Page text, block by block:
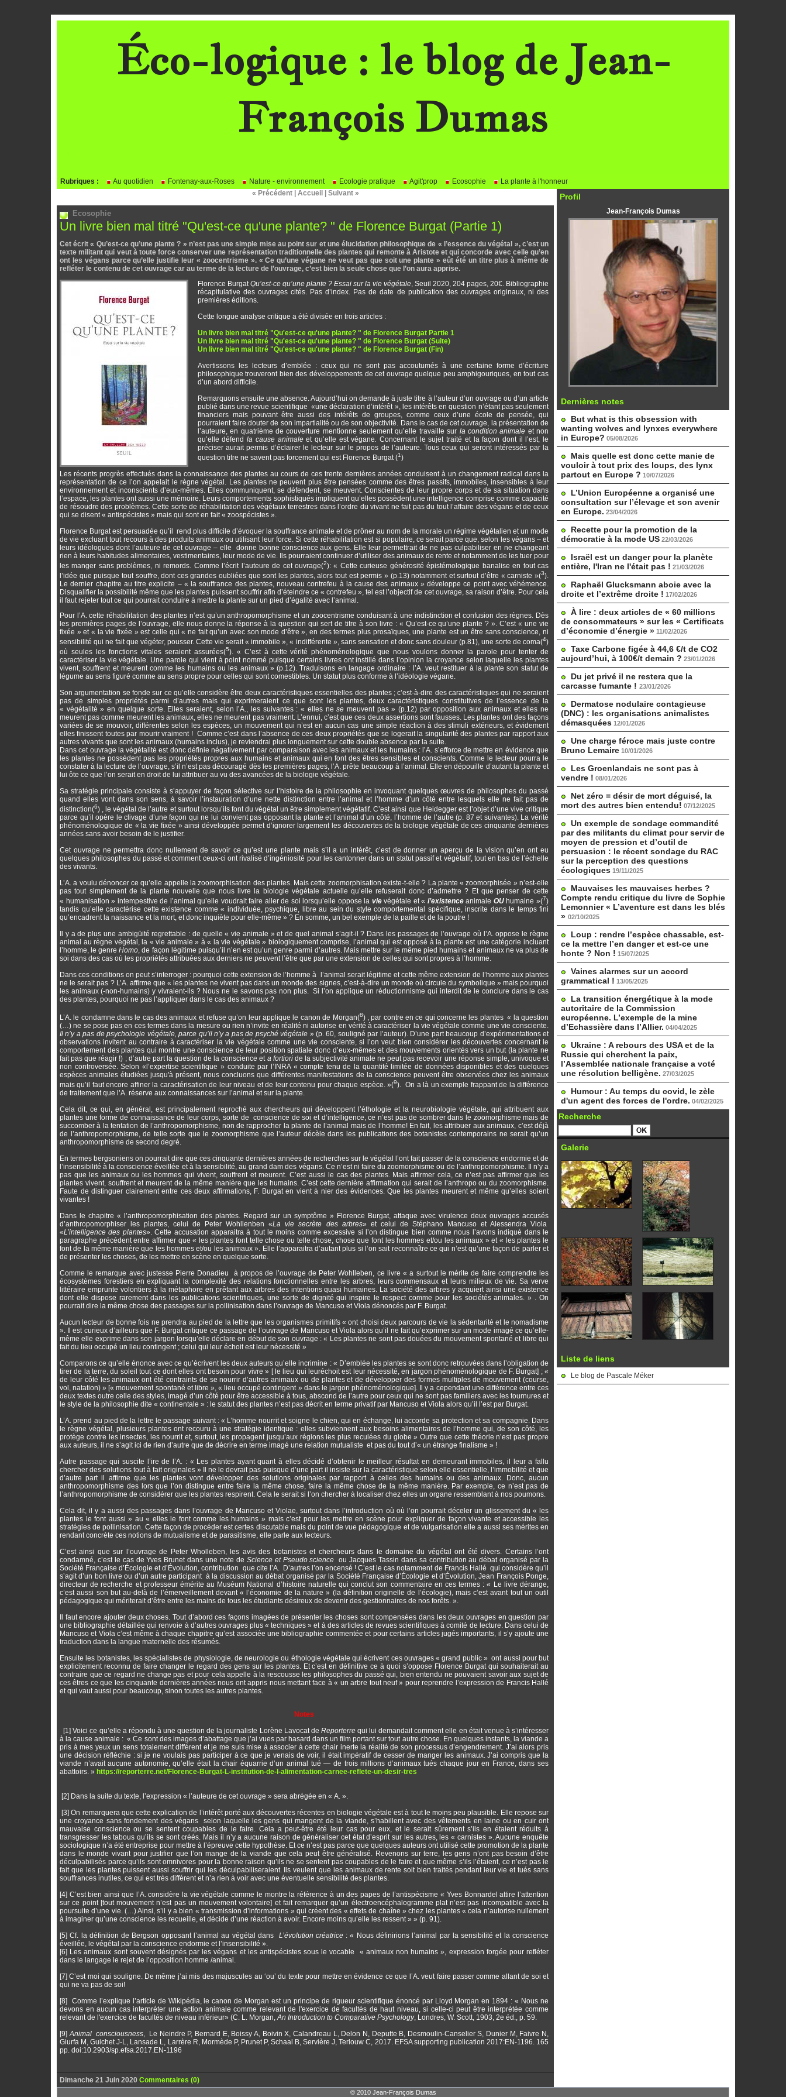
Éco-logique : le blog de Jean-
François Dumas
Rubriques : Au quotidien Fontenay-aux-Roses Nature - environnement Ecologie pratique Agit'prop Ecosophie
La plante à l'honneur
« Précédent
Accueil Suivant »
Ecosophie
Un livre bien mal titré "Qu'est-ce qu'une plante? " de Florence Burgat (Partie 1)
Cet écrit « Qu’est-ce qu’une plante ? » n’est pas une simple mise au point sur et une élucidation philosophique de « l’essence du végétal », c’est un
texte militant qui veut à toute force conserver une représentation traditionnelle des plantes qui remonte à Aristote et qui concorde avec celle qu’en
ont les végans parce qu’elle justifie leur « zoocentrisme ». « Ce qu’une végane ne veut pas que soit une plante » eût été un titre plus à même de
refléter le contenu de cet ouvrage car au terme de la lecture de l’ouvrage, c’est bien la seule chose que l’on aura apprise.
Florence BurgatQu’est-ce qu’une plante ? Essai sur la vie végétale, Seuil 2020, 204 pages, 20€. Bibliographie
récapitulative des ouvrages cités. Pas d’index. Pas de date de publication des ouvrages originaux, ni des
premières éditions.
Cette longue analyse critique a été divisée en trois articles :
Un livre bien mal titré "Qu'est-ce qu'une plante? " de Florence Burgat Partie 1
Un livre bien mal titré "Qu'est-ce qu'une plante? " de Florence Burgat (Suite)
Un livre bien mal titré "Qu'est-ce qu'une plante? " de Florence Burgat (Fin)
Avertissons les lecteurs d’emblée : ceux qui ne sont pas accoutumés à une certaine forme d’écriture
philosophique trouveront bien des développements de cet ouvrage quelque peu amphigouriques, en tout cas
d’un abord difficile.
Remarquons ensuite une absence. Aujourd’hui on demande à juste titre à l’auteur d’un ouvrage ou d’un article
publié dans une revue scientifique «une déclaration d’intérêt », les intérêts en question n’étant pas seulement
financiers mais pouvant être aussi des intérêts de groupes, comme ceux d’une école de pensée, qui
pourraient faire douter de son impartialité ou de son objectivité. Dans le cas de cet ouvrage, la présentation de
l’auteure, en quatrième de couverture mentionne seulement qu’elle travaille sur la condition animale et non
qu’elle défendla cause animaleet qu’elle est végane.Concernant le sujet traité et la façon dont il l’est, le
préciser aurait permis d’éclairer le lecteur sur le propos de l’auteure. Tous ceux qui seront intéressés par la
question titre ne savent pas forcement qui est Florence Burgat (1)
Les récents progrès effectués dans la connaissance des plantes au cours de ces trente dernières années conduisent à un changement radical dans la
représentation de ce l’on appelait le règne végétal. Les plantes ne peuvent plus être pensées comme des êtres passifs, immobiles, insensibles à leur
environnement et inconscients d’eux-mêmes. Elles communiquent, se défendent, se meuvent. Conscientes de leur propre corps et de sa situation dans
l’espace, les plantes ont aussi une mémoire. Leurs comportements sophistiqués impliquent qu’elles possèdent une intelligence comprise comme capacité
de résoudre des problèmes. Cette sorte de réhabilitation des végétaux terrestres dans l’ordre du vivant ne fait pas du tout l’affaire des végans et de ceux
qui se disent « antispécistes » mais qui sont en fait « zoospécistes ».
Florence Burgat est persuadée qu’il rend plus difficile d’évoquer la souffrance animale et de prôner au nom de la morale un régime végétalien et un mode
de vie excluant tout recours à des produits animaux ou utilisant leur force. Si cette réhabilitation est si populaire, ce serait parce que, selon les végans – et
leurs idéologues dont l’auteure de cet ouvrage – elle donne bonne conscience aux gens. Elle leur permettrait de ne pas culpabiliser en ne changeant
rien à leurs habitudes alimentaires, vestimentaires, leur mode de vie. Ils pourraient continuer d’utiliser des animaux de rente et notamment de les tuer pour
les manger sans problèmes, ni remords. Comme l’écrit l’auteure de cet ouvrage(2): « Cette curieuse générosité épistémologique banalise en tout cas
l’idée que puisque tout souffre, dont ces grandes oubliées que sont les plantes, alors tout est permis » (p.13) notamment et surtout d’être « carniste »(3).
Le dernier chapitre au titre explicite – « la souffrance des plantes, nouveau contrefeu à la cause des animaux » développe ce point avec véhémence.
Disqualifier la possibilité même que les plantes puissent souffrir afin d’éteindre ce « contrefeu », tel est l’objectif de cet ouvrage, sa raison d’être. Pour cela
il faut rejeter tout ce qui pourrait conduire à mettre la plante sur un pied d’égalité avec l’animal.
Pour l’A. cette réhabilitation des plantes n’est qu’un anthropomorphisme et un zoocentrisme conduisant à une indistinction et confusion des règnes. Dès
les premières pages de l’ouvrage, elle nous donne la réponse à la question qui sert de titre à son livre : « Qu’est-ce qu’une plante ? ». C’est « une vie
fixée » et « la vie fixée » est celle qui « ne fait qu’un avec son mode d’être », en des termes plus prosaïques, une plante est un être sans conscience, ni
sensibilité qui ne fait que végéter, pousser. Cette vie serait « immobile », « indifférente », sans sensation et donc sans douleur (p.81), une sorte de coma(4)
où seules les fonctions vitales seraient assurées(5). « C’est à cette vérité phénoménologique que nous voulons donner la parole pour tenter de
caractériser la vie végétale. Une parole qui vient à point nommé puisque certains livres ont instillé dans l’opinion la croyance selon laquelle les plantes
vivent, souffrent et meurent comme les humains ou les animaux » (p.12). Traduisons en langage ordinaire : l’A. veut restituer à la plante son statut de
légume au sens figuré comme au sens propre pour celles qui sont comestibles. Un statut plus conforme à l’idéologie végane.
Son argumentation se fonde sur ce qu’elle considère être deux caractéristiques essentielles des plantes ; c’est-à-dire des caractéristiques qui ne seraient
pas de simples propriétés parmi d’autres mais qui exprimeraient ce que sont les plantes, deux caractéristiques constitutives de l’essence de la
« végétalité » en quelque sorte. Elles seraient, selon l’A., les suivantes : « elles nese meuvent pas » (p.12) par opposition aux animaux et elles ne
meurent pas comme meurent les animaux, elles ne meurent pas vraiment. L’ennui, c’est que ces deux assertions sont fausses. Les plantes ont des façons
variées de se mouvoir, différentes selon les espèces, un mouvement qui n’est en aucun cas une simple réaction à des stimuli extérieurs, et évidement
elles finissent toutes par mourir vraiment ! Comme c’est dans l’absence de ces deux propriétés que se logerait la singularité des plantes par rapport aux
autres vivants que sont les animaux (humains inclus), je reviendrai plus longuement sur cette double absence par la suite.
Dans cet ouvrage la végétalité est donc définie négativement par comparaison avec les animaux et les humains : l’A. s’efforce de mettre en évidence que
les plantes ne possèdent pas les propriétés propres aux humains et animaux qui en font des êtres sensibles et conscients. Comme le lecteur pourra le
constater à la lecture de l’ouvrage, s’il n’est pas découragé dès les premières pages, l’A. prête beaucoup à l’animal. Elle en dépouille d’autant la plante et
lui ôte ce que l’on serait en droit de lui attribuer au vu des avancées de la biologie végétale.
Sa stratégie principale consiste à s’appuyer de façon sélective sur l’histoire de la philosophie en invoquant quelques œuvres de philosophes du passé
quand elles vont dans son sens, à savoir l’instauration d’une nette distinction entre l’animal et l’homme d’un côté entre lesquels elle ne fait pas de
distinction(6) , le végétal de l’autre et surtout lorsqu’ils font du végétal un être simplement végétatif. C’est ainsi que Heidegger est l’objet d’une vive critique
parce qu’il opère le clivage d’une façon qui ne lui convient pas opposant la plante et l’animal d’un côté, l’homme de l’autre (p. 87 et suivantes). La vérité
phénoménologique de « la vie fixée » ainsi développée permet d’ignorer largement les découvertes de la biologie végétale de ces cinquante dernières
années sans avoir besoin de le justifier.
Cet ouvrage ne permettra donc nullement de savoir ce qu’est une plante mais s’il a un intérêt, c’est de donner un aperçu de la vision qu’en ont eu
quelques philosophes du passé et comment ceux-ci ont rivalisé d’ingéniosité pour les cantonner dans un statut passif et végétatif, tout en bas de l’échelle
des vivants.
L’A. a voulu dénoncer ce qu’elle appelle la zoomorphisation des plantes. Mais cette zoomorphisation existe-t-elle ? La plante « zoomorphisée » n’est-elle
pas tout simplement de la plante nouvelle que nous livre la biologie végétale actuelle qu’elle refuserait donc d’admettre ? Et que penser de cette
« humanisation » intempestive de l’animal qu’elle voudrait faire aller de soi lorsqu’elle oppose la vievégétale et « l’existenceanimale OUhumaine »(7)
tandis qu’elle caractérise cette existence comme « individuée, psychique, libre au sein du style comportemental spécifique, inscrite dans le temps fini
qu’encadrent la naissance et la mort, et donc inquiète pour elle-même » ? En somme, un bel exemple de la paille et de la poutre !
Il y a de plus une ambigüité regrettable : de quelle « vie animale » et de quel animal s’agit-il ? Dans les passages de l’ouvrage où l’A. oppose le règne
animal au règne végétal, la « vie animale » à « la vie végétale » biologiquement comprise, l’animal qui est opposé à la plante est une catégorie incluant
l’homme, le genreHomo, de façon légitime puisqu’il n’en est qu’un genre parmi d’autres. Mais mettre sur le même pied humains et animaux ne va plus de
soi dans des cas où les propriétés attribuées aux derniers ne peuvent l’être que par une extension de celles qui sont propres à l’homme.
Dans ces conditions on peut s’interroger : pourquoi cette extension de l’homme à l’animal serait légitime et cette même extension de l’homme aux plantes
ne le serait pas ? L’A. affirme que « les plantes ne vivent pas dans un monde des signes, c’est-à-dire un monde où circule du symbolique » mais pourquoi
les animaux (-non-humains) y vivraient-ils ? Nous ne le savons pas non plus. Si l’on applique un réductionnisme qui interdit de le conclure dans le cas
des plantes, pourquoi ne pas l’appliquer dans le cas des animaux ?
L’A. le condamne dans le cas des animaux et refuse qu’on leur applique le canon de Morgan(8) , par contre en ce qui concerne les plantes « la question
(…) ne se pose pas en ces termes dans la mesure ou rien n’invite en réalité ni autorise en vérité à caractériser la vie végétale comme une vie consciente.
Il n’y a pas de psychologie végétale, parce qu’il n’y a pas de psyché végétale » (p. 60, souligné par l’auteur). D’une part beaucoup d’expérimentations et
observations invitent au contraire à caractériser la vie végétale comme une vie consciente, si l’on veut bien considérer les découvertes concernant le
comportement des plantes qui montre une conscience de leur position spatiale donc d’eux-mêmes et des mouvements orientés vers un but (la plante ne
fait pas que réagir !) ; d’autre part la question de la conscience et a fortioride la subjectivité animale ne peut pas recevoir une réponse simple, univoque et
non controversée. Selon «l’expertise scientifique » conduite par l’INRA « compte tenu de la quantité limitée de données disponibles et des quelques
espèces animales étudiées jusqu'à présent, nous concluons que différentes manifestations de la conscience peuvent être observées chez les animaux
mais qu’il faut encore affiner la caractérisation de leur niveau et de leur contenu pour chaque espèce. »(9). On a là un exemple frappant de la différence
de traitement que l’A. réserve aux connaissances sur l’animal et sur la plante.
Cela dit, ce qui, en général, est principalement reproché aux chercheurs qui développent l’éthologie et la neurobiologie végétale, qui attribuent aux
plantes une forme de connaissance de leur corps, sorte de conscience de soi et d’intelligence, ce n’est pas de sombrer dans le zoomorphisme mais de
succomber à la tentation de l’anthropomorphisme, non de rapprocher la plante de l’animal mais de l’homme! En fait, les attribuer aux animaux, c’est déjà
de l’anthropomorphisme, de telle sorte que le zoomorphisme que l’auteur décèle dans les publications des botanistes contemporains ne serait qu’un
anthropomorphisme de second degré.
En termes bergsoniens on pourrait dire que ces cinquante dernières années de recherches sur le végétal l’ont fait passer de la conscience endormie et de
l’insensibilité à la conscience éveillée et à la sensibilité, au grand dam des végans. Ce n’est ni faire du zoomorphisme ou de l’anthropomorphisme. Il n’y a
pas que les animaux ou les hommes qui vivent, souffrent et meurent. C’est aussi le cas des plantes. Mais affirmer cela, ce n’est pas affirmer que les
plantes vivent, souffrent et meurent de la même manière que les humains. C’est cette dernière affirmation qui serait de l’anthropo ou du zoomorphisme.
Faute de distinguer clairement entre ces deux affirmations, F. Burgat en vient à nier des évidences. Que les plantes meurent et même qu’elles soient
vivantes !
Dans le chapitre « l’anthropomorphisation des plantes. Regard sur un symptôme » Florence Burgat, attaque avec virulence deux ouvrages accusés
d’anthropomorphiser les plantes, celui de Peter Wohllenben «La vie secrète des arbres» et celui de Stéphano Mancuso et Alessendra Viola
«L’intelligence des plantes». Cette accusation apparaitra à tout le moins comme excessive si l’on distingue bien comme nous l’avons indiqué dans le
paragraphe précédent entre affirmer que « les plantes font telle chose ou telle chose, chose que font les hommes et/ou les animaux » et « les plantes le
font de la même manière que les hommes et/ou les animaux ». Elle l’apparaitra d’autant plus si l’on sait reconnaître ce qui n’est qu’une façon de parler et
de présenter les choses, de les mettre en scène en quelque sorte.
Comme le remarque avec justesse Pierre Donadieu à propos de l’ouvrage de Peter Wohlleben, ce livre « a surtout le mérite de faire comprendre les
écosystèmes forestiers en expliquant la complexité des relations fonctionnelles entre les arbres, leurs commensaux et leurs milieux de vie. Sa verve
littéraire emprunte volontiers à la métaphore en prêtant aux arbres des intentions quasi humaines. La société des arbres y acquiert ainsi une existence
dont elle dispose rarement dans les publications scientifiques, une sorte de dignité qui inspire le respect comme pour les sociétés animales. » . On
pourrait dire la même chose des passages sur la pollinisation dans l’ouvrage de Mancuso et Viola dénoncés par F. Burgat.
Aucun lecteur de bonne fois ne prendra au pied de la lettre que les organismes primitifs « ont choisi deux parcours de vie la sédentarité et le nomadisme
». Il est curieux d’ailleurs que F. Burgat critique ce passage de l’ouvrage de Mancuso et Viola alors qu’il ne fait qu’exprimer sur un mode imagé ce qu’elle-
même elle exprime dans son jargon lorsqu’elle déclare en début de son ouvrage : « Les plantes ne sont pas douées du mouvement spontané et libre qui
fait du lieu occupé un lieu contingent ; celui qui leur échoit est leur nécessité »
Comparons ce qu’elle énonce avec ce qu’écrivent les deux auteurs qu’elle incrimine : « D’emblée les plantes se sont donc retrouvées dans l’obligation de
tirer de la terre, du soleil tout ce dont elles ont besoin pour vivre » [ le lieu qui leuréchoit est leur nécessité, en jargon phénoménologique de F. Burgat] ; «
de leur côté les animaux ont été contraints de se nourrir d’autres animaux ou de plantes et de développer des formes multiples de mouvement (course,
vol, natation) » [« mouvement spontané et libre », « lieu occupé contingent » dans le jargon phénoménologique]. Il y a cependant une différence entre ces
deux textes outre celle des styles, imagé d’un côté pour être accessible à tous, abscond de l’autre pour ceux qui ne sont pas familiers avec les tournures et
le style de la philosophie dite « continentale » : le statut des plantes n’est pas décrit en terme privatif par Mancuso et Viola alors qu’il l’est par Burgat.
L’A. prend au pied de la lettre le passage suivant : « L’homme nourrit et soigne le chien, qui en échange, lui accorde sa protection et sa compagnie. Dans
le règne végétal, plusieurs plantes ont recouru à une stratégie identique : elles subviennent aux besoins alimentaires de l’homme qui, de son côté, les
protège contre les insectes, les nourrit et, surtout, les propagent jusqu’aux régions les plus reculées du globe » Outre que cette théorie n’est pas propre
aux auteurs, il ne s’agit ici de rien d’autre que de décrire en terme imagé une relation mutualiste et pas du tout d’« un étrange finalisme » !
Autre passage qui suscite l’ire de l’A. : « Les plantes ayant quant à elles décidé d’obtenir le meilleur résultat en demeurant immobiles, il leur a fallu
chercher des solutions tout à fait originales » Il ne le devrait pas puisque d’une part il insiste sur la caractéristique selon elle essentielle, l’immobilité et que
d’autre part il affirme que les plantes vont développer des solutions originales par rapport à celles des humains ou des animaux. Donc, aucun
anthropomorphisme des lors que l’on distingue entre faire la même chose, faire la même chose de la même manière. Par exemple, ce n’est pas de
l’anthropomorphisme de considérer que les plantes respirent. Cela le serait si l’on chercher à localiser chez elles un organe ressemblant à nos poumons.
Cela dit, il y a aussi des passages dans l’ouvrage de Mancuso et Violae, surtout dans l’introduction où où l’on pourrait déceler un glissement du « les
plantes le font aussi » au « elles le font comme les humains » mais c’est pour les mettre en scène pour expliquer de façon vivante et accessible les
stratégies de pollinisation. Cette façon de procéder est certes discutable mais du point de vue pédagogique et de vulgarisation elle a aussi ses mérites en
rendant concrète ces notions de mutualisme et de parasitisme, elle parle aux lecteurs.
C’est ainsi que sur l’ouvrage de Peter Wholleben, les avis des botanistes et chercheurs dans le domaine du végétal ont été divers. Certains l’ont
condamné, c’est le cas de Yves Brunet dans une note de Science et Pseudo science ou Jacques Tassin dans sa contribution au débat organisé par la
Société Française d’Écologie et d’Évolution, contribution que cite l’A. D’autres l’on encensé ! C’est le cas notamment de Francis Hallé qui considère qu’il
s’agit d’un bon livre ou d’un autre participant à la discussion au débat organisé par la Société Française d’Écologie et d’Évolution, Jean François Ponge,
directeur de recherche et professeur émérite au Muséum National d’histoire naturelle qui conclut son commentaire en ces termes : « Le livre dérange,
c’est aussi son but au-delà de l’émerveillement devant « l’économie de la nature » (la définition originelle de l’écologie), mais c’est avant tout un outil
pédagogique qui mériterait d’être entre les mains de tous les étudiants désireux de devenir des gestionnaires de nos forêts. ».
Il faut encore ajouter deux choses. Tout d’abord ces façons imagées de présenter les choses sont compensées dans les deux ouvrages en question par
une bibliographie détaillée qui renvoie à d’autres ouvrages plus « techniques » et à des articles de revues scientifiques à comité de lecture. Dans celui de
Mancuso et Viola c’est même à chaque chapitre qu’est associée une bibliographie commentée et pour certains articles jugés importants, il s’y ajoute une
traduction dans la langue maternelle des résumés.
Ensuite les botanistes, les spécialistes de physiologie, de neurologie ou éthologie végétale qui écrivent ces ouvrages « grand public » ont aussi pour but
explicitement reconnu de faire changer le regard des gens sur les plantes. Et c’est en définitive ce à quoi s’oppose Florence Burgat qui souhaiterait au
contraire que ce regard ne change pas et pour cela appelle à la rescousse les philosophes du passé qui, bien entendu ne pouvaient savoir aux sujet de
ces êtres ce que les cinquante dernières années nous ont appris nous mettant face à « un arbre tout neuf » pour reprendre l’expression de Francis Hallé
et qui vaut aussi pour beaucoup, sinon toutes les autres plantes.
Notes
[1] Voici ce qu’elle a répondu à une question de la journaliste Lorène Lavocat de Reporterrequi lui demandait comment elle en était venue à s’intéresser
à la cause animale : « Ce sont des images d’abattage que j’ai vues par hasard dans un film portant sur tout autre chose. En quelques instants, la viande a
pris à mes yeux un sens totalement différent et je me suis mise à associer à cette chair inerte la réalité de son processus d’engendrement. J’ai alors pris
une décision réfléchie : si je ne voulais pas participer à ce que je venais de voir, il était impératif de cesser de manger les animaux. J’ai compris que la
viande n’avait aucune autonomie, qu’elle était la chair équarrie d’un animal tué — de trois millions d’animaux tués chaque jour en France, dans ses
abattoirs. » https://reporterre.net/Florence-Burgat-L-institution-de-l-alimentation-carnee-reflete-un-desir-tres
[2] Dans la suite du texte, l’expression « l’auteure de cet ouvrage » sera abrégée en « A. ».
[3] On remarquera que cette explication de l’intérêt porté aux découvertes récentes en biologie végétale est à tout le moins peu plausible. Elle repose sur
une croyance sans fondement des végans selon laquelle les gens qui mangent de la viande, s’habillent avec des vêtements en laine ou en cuir ont
mauvaise conscience ou se sentent coupables de le faire. Cela a peut-être été leur cas pour eux, et le serait sûrement s’ils en étaient réduits à
transgresser les tabous qu’ils se sont créés. Mais il n’y a aucune raison de généraliser cet état d’esprit sur les autres, les « carnistes ». Aucune enquête
sociologique n’a été entreprise pour mettre à l’épreuve cette hypothèse. Et ce n’est pas parce que quelques auteurs ont utilisé cette promotion de la plante
dans le monde vivant pour justifier que l’on mange de la viande que cela peut être généralisé. Revenons sur terre, les gens n’ont pas besoin d’être
déculpabilisés parce qu’ils sont omnivores pour la bonne raison qu’ils ne se sentent pas coupables de le faire et que même s’ils l’étaient, ce n’est pas le
fait que les plantes puissent aussi souffrir qui les déculpabiliseraient. Ils veulent que les animaux de rente soit bien traités pendant leur vie et tués sans
souffrances inutiles, ce qui est très différent et n’a rien à voir avec une éventuelle sensibilité des plantes.
[4] C’est bien ainsi que l’A. considère la vie végétale comme le montre la référence à un des papes de l’antispécisme « Yves Bonnardel attire l’attention
sur ce point [tout mouvement n’est pas un mouvement volontaire] et fait remarquer qu’un électroencéphalogramme plat n’est pas incompatible avec la
poursuite d’une vie. (…) Ainsi, s’il y a bien « transmission d’informations » qui créent des « effets de chaîne » chez les plantes « cela n’autorise nullement
à imaginer qu’une conscience les recueille, et décide d’une réaction à avoir. Encore moins qu’elle les ressent » » (p. 91).
[5] Cf. la définition de Bergson opposant l’animal au végétal dans L’évolution créatrice: « Nous définirions l’animal par la sensibilité et la conscience
éveillée, le végétal par la conscience endormie et l’insensibilité ».
[6] Les animaux sont souvent désignés par les végans et les antispécistes sous le vocable « animaux non humains », expression forgée pour refléter
dans le langage le rejet de l’opposition homme /animal.
[7] C’est moi qui souligne. De même j’ai mis des majuscules au ‘ou’ du texte pour mettre en évidence ce que l’A. veut faire passer comme allant de soi et
qui ne va pas de soi!
[8] Comme l’explique l’article de Wikipédia, le canon de Morgan est un principe de rigueur scientifique énoncé par Lloyd Morgan en 1894 : « Nous ne
devons en aucun cas interpréter une action animale comme relevant de l'exercice de facultés de haut niveau, si celle-ci peut être interprétée comme
relevant de l'exercice de facultés de niveau inférieur» (C. L. Morgan,An Introduction to Comparative Psychology, Londres, W. Scott, 1903, 2e éd., p. 59.
[9]Animal consciousness, Le Neindre P, Bernard E, Boissy A, Boivin X, Calandreau L, Delon N, Deputte B, Desmoulin-Canselier S, Dunier M, Faivre N,
Giurfa M, Guichet J-L, Lansade L, Larrère R, Mormède P, Prunet P, Schaal B, Servière J, Terlouw C, 2017. EFSA supporting publication 2017:EN-1196. 165
pp. doi:10.2903/sp.efsa.2017.EN-1196
Dimanche 21 Juin 2020 Commentaires (0)
Profil
Jean-François Dumas
Dernières notes
But what is this obsession with
wanting wolves and lynxes everywhere
in Europe? 05/08/2026
Mais quelle est donc cette manie de
vouloir à tout prix des loups, des lynx
partout en Europe ? 10/07/2026
L’Union Européenne a organisé une
consultation sur l’élevage et son avenir
en Europe. 23/04/2026
Recette pour la promotion de la
démocratie à la mode US 22/03/2026
Israël est un danger pour la planète
entière, l'Iran ne l'était pas ! 21/03/2026
Raphaël Glucksmann aboie avec la
droite et l’extrême droite ! 17/02/2026
À lire : deux articles de « 60 millions
de consommateurs » sur les « Certificats
d’économie d’énergie » 11/02/2026
Taxe Carbone figée à 44,6 €/t de CO2
aujourd’hui, à 100€/t demain ? 23/01/2026
Du jet privé il ne restera que la
carcasse fumante ! 23/01/2026
Dermatose nodulaire contagieuse
(DNC) : les organisations animalistes
démasquées 12/01/2026
Une charge féroce mais juste contre
Bruno Lemaire 10/01/2026
Les Groenlandais ne sont pas à
vendre ! 08/01/2026
Net zéro = désir de mort déguisé, la
mort des autres bien entendu! 07/12/2025
Un exemple de sondage commandité
par des militants du climat pour servir de
moyen de pression et d’outil de
persuasion : le récent sondage du RAC
sur la perception des questions
écologiques 19/11/2025
Mauvaises les mauvaises herbes ?
Compte rendu critique du livre de Sophie
Lemonnier « L’aventure est dans les blés
» 02/10/2025
Loup : rendre l’espèce chassable, est-
ce la mettre l’en danger et est-ce une
honte ? Non ! 15/07/2025
Vaines alarmes sur un accord
grammatical ! 13/05/2025
La transition énergétique à la mode
autoritaire de la Commission
européenne. L’exemple de la mine
d’Echassière dans l’Allier. 04/04/2025
Ukraine : A rebours des USA et de la
Russie qui cherchent la paix,
l’Assemblée nationale française a voté
une résolution belligène. 27/03/2025
Humour : Au temps du covid, le zèle
d'un agent des forces de l'ordre. 04/02/2025
Recherche
Galerie
Liste de liens
Le blog de Pascale Méker
© 2010 Jean-François Dumas